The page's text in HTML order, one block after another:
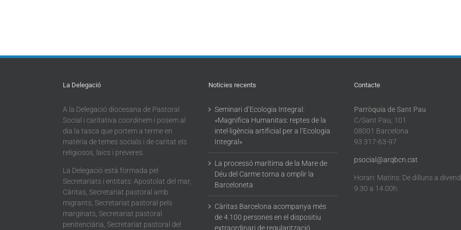
La Delegació
A la Delegació diocesana de Pastoral
Social i caritativa coordinem i posem al
dia la tasca que portem a terme en
matèria de temes socials i de caritat els
religiosos, laics i preveres.
La Delegació està formada pel
Secretariats i entitats: Apostolat del mar,
Càritas, Secretariat pastoral amb
migrants, Secretariat pastoral pels
marginats, Secretariat pastoral
penitenciària, Secretariat pastoral del
Noticies recents
Seminari d’Ecologia Integral:
«Magnifica Humanitas: reptes de la
intel·ligència artificial per a l’Ecologia
Integral»
La processó marítima de la Mare de
Déu del Carme torna a omplir la
Barceloneta
Càritas Barcelona acompanya més
de 4.100 persones en el dispositiu
extraordinari de regularització
Contacte
Parròquia de Sant Pau
C/Sant Pau, 101
08001 Barcelona
93 317-63-97
psocial@arqbcn.cat
Horari: Matins: De dilluns a
9.30 a 14.00h.